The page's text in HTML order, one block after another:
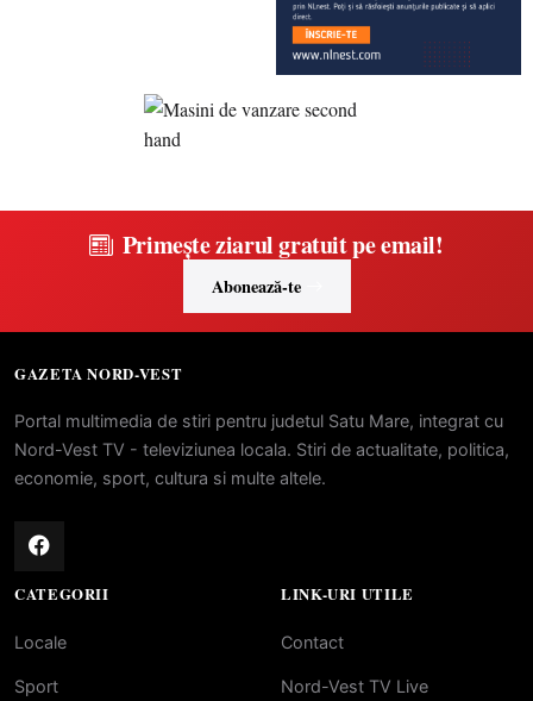
Primește ziarul gratuit pe email!
Abonează-te
GAZETA NORD-VEST
Portal multimedia de stiri pentru judetul Satu Mare, integrat cu
Nord-Vest TV - televiziunea locala. Stiri de actualitate, politica,
economie, sport, cultura si multe altele.
CATEGORII
Locale
Sport
LINK-URI UTILE
Contact
Nord-Vest TV Live